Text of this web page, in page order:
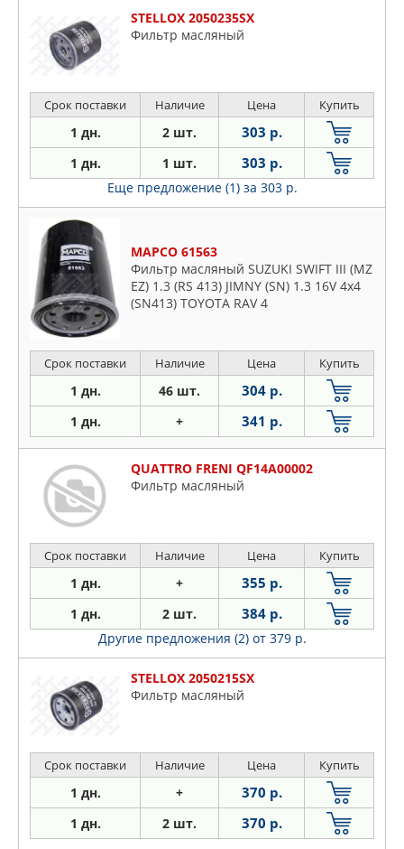
STELLOX 2050235SX
Фильтр масляный
Срок поставки Наличие Цена Купить
1 дн. 2 шт. 303 р.
1 дн. 1 шт. 303 р.
Еще предложение (1) за 303 р.
MAPCO 61563
Фильтр масляный SUZUKI SWIFT III (MZ
EZ) 1.3 (RS 413) JIMNY (SN) 1.3 16V 4x4
(SN413) TOYOTA RAV 4
Срок поставки Наличие Цена Купить
1 дн. 46 шт. 304 р.
1 дн. + 341 р.
QUATTRO FRENI QF14A00002
Фильтр масляный
Срок поставки Наличие Цена Купить
1 дн. + 355 р.
1 дн. 2 шт. 384 р.
Другие предложения (2) от 379 р.
STELLOX 2050215SX
Фильтр масляный
Срок поставки Наличие Цена Купить
1 дн. + 370 р.
1 дн. 2 шт. 370 р.